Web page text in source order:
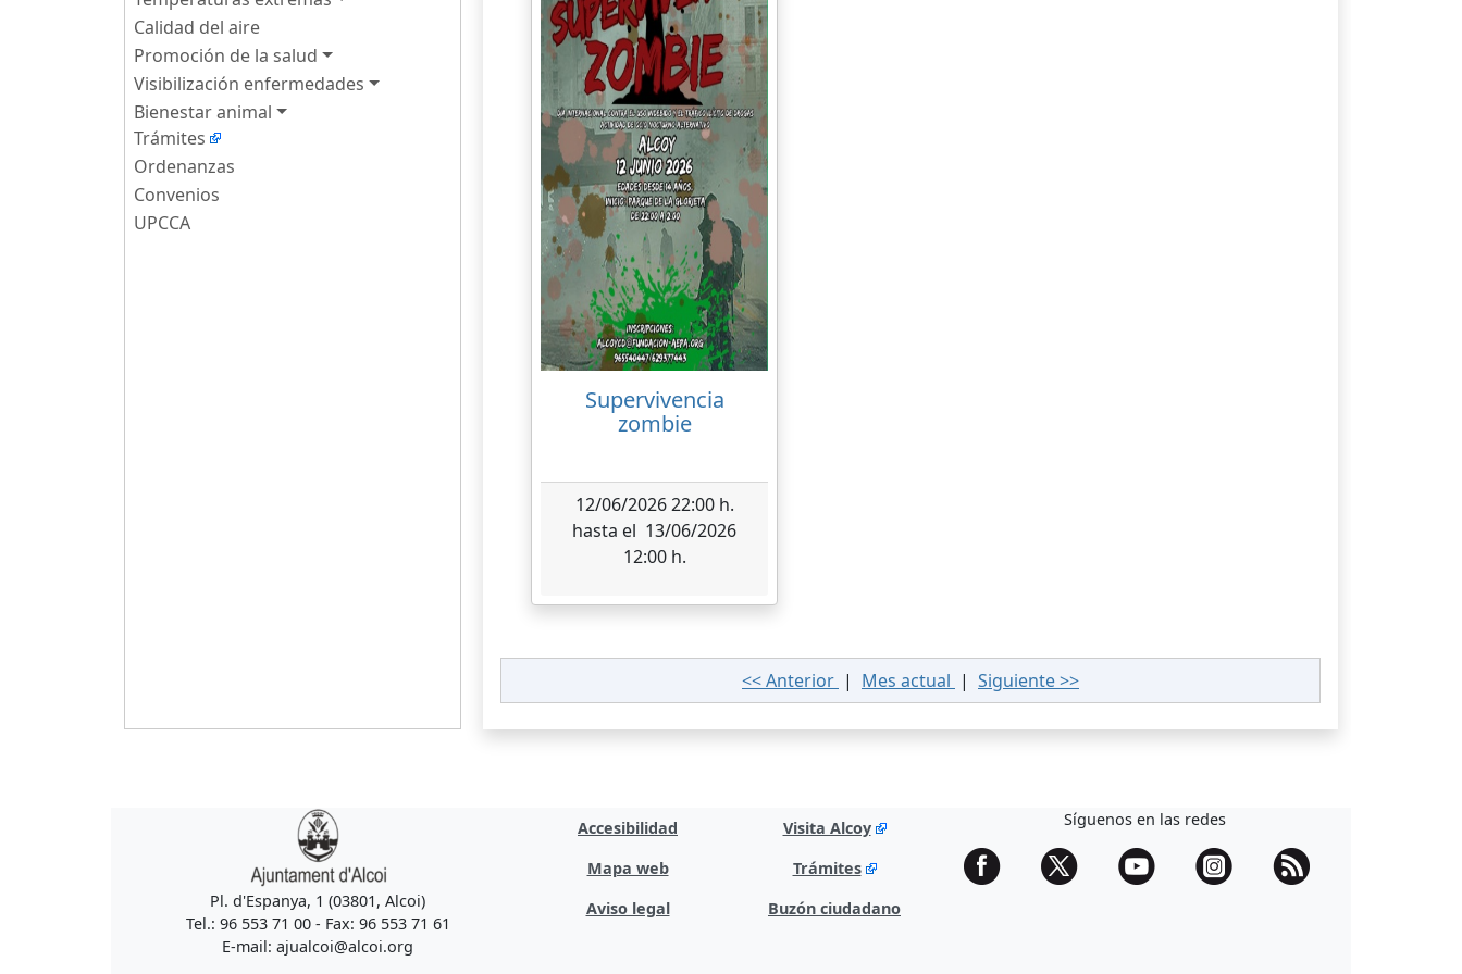
Calidad del aire
Promoción de la salud
Visibilización enfermedades
Bienestar animal
Trámites
Ordenanzas
Convenios
UPCCA
Supervivencia
zombie
12/06/2026 22:00 h.
hasta el 13/06/2026
12:00 h.
<< Anterior | Mes actual | Siguiente >>
Pl. d'Espanya, 1 (03801, Alcoi)
Tel.: 96 553 71 00 - Fax: 96 553 71 61
E-mail: ajualcoi@alcoi.org
Accesibilidad
Mapa web
Aviso legal
Visita Alcoy
Trámites
Buzón ciudadano
Síguenos en las redes